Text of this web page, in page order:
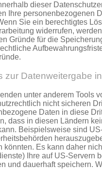
dieser
Ihre personenbezogenen
Sie ein berechtigtes
widerrufen,
Gründe für die
zur Datenweitergabe
unter anderem Tools
nicht sicheren
Daten in diese
dass in diesen Ländern
Beispielsweise sind
könnten. Es kann daher
Ihre auf US-Servern
und dauerhaft speichern.